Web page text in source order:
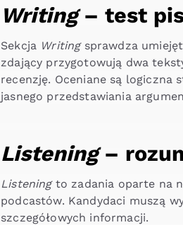
Writing– test
Sekcja Writingsprawdza
zdający przygotowują dwa
recenzję. Oceniane są
jasnego przedstawiania
Listening–
Listeningto zadania oparte na
podcastów. Kandydaci muszą
szczegółowych informacji.